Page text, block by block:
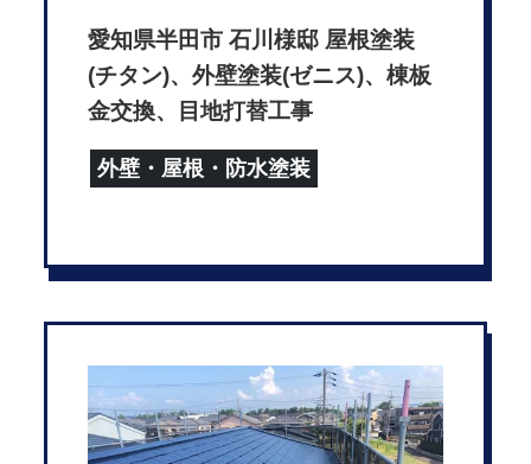
愛知県半田市 石川様邸 屋根塗装
(チタン)、外壁塗装(ゼニス)、棟板
金交換、目地打替工事
外壁・屋根・防水塗装